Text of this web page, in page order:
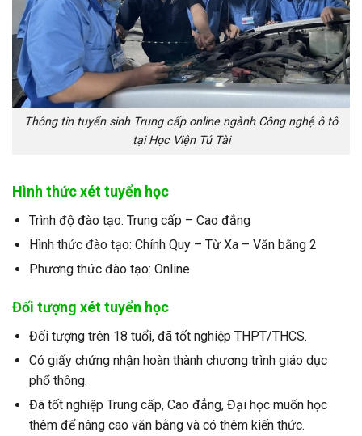
Thông tin tuyển sinh Trung cấp online ngành Công nghệ ô tô
tại Học Viện Tú Tài
Hình thức xét tuyển học
Trình độ đào tạo: Trung cấp – Cao đẳng
Hình thức đào tạo: Chính Quy – Từ Xa – Văn bằng 2
Phương thức đào tạo: Online
Đối tượng xét tuyển học
Đối tượng trên 18 tuổi, đã tốt nghiệp THPT/THCS.
Có giấy chứng nhận hoàn thành chương trình giáo dục
phổ thông.
Đã tốt nghiệp Trung cấp, Cao đẳng, Đại học muốn học
thêm để nâng cao văn bằng và có thêm kiến thức.